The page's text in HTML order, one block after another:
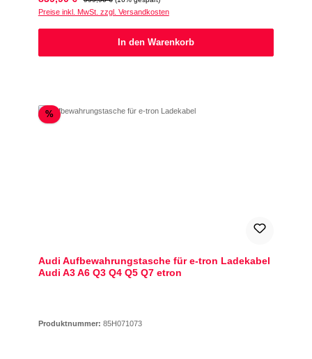
Preise inkl. MwSt. zzgl. Versandkosten
In den Warenkorb
%Rabatt
Audi Aufbewahrungstasche für e-tron Ladekabel
Audi A3 A6 Q3 Q4 Q5 Q7 etron
Produktnummer: 85H071073